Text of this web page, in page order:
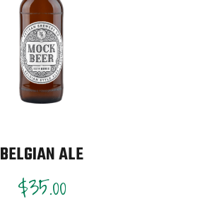
BELGIAN ALE
$35.00